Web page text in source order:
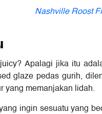
Nashville Roost
Apalagi jika itu
glaze pedas gurih,
yang memanjakan lidah.
ingin sesuatu yang